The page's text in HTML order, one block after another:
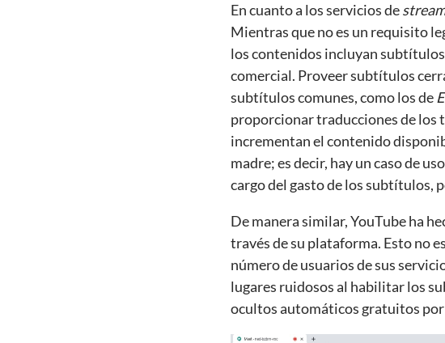
En cuanto a los servicios de
Mientras que no es un requisito
los contenidos incluyan subtítulos
comercial. Proveer subtítulos
subtítulos comunes, como los de
proporcionar traducciones de los
incrementan el contenido
madre; es decir, hay un caso de
cargo del gasto de los subtítulos,
De manera similar, YouTube ha
través de su plataforma. Esto no
número de usuarios de sus
lugares ruidosos al habilitar los
ocultos automáticos gratuitos por